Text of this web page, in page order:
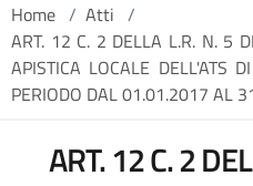
Home / Atti /
ART. 12 C. 2 DELLA L.R. N. 5
APISTICA LOCALE DELL'ATS
PERIODO DAL 01.01.2017 AL
ART. 12 C. 2